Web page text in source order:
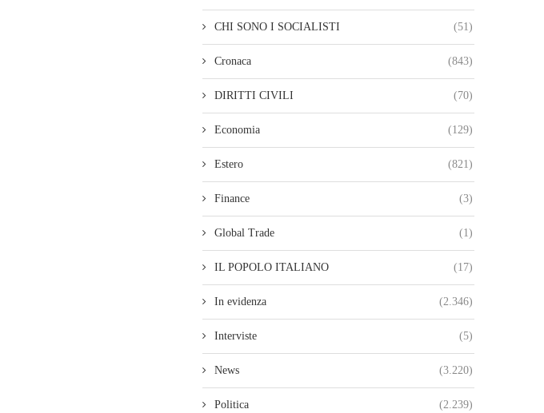
CHI SONO I SOCIALISTI (51)
Cronaca (843)
DIRITTI CIVILI (70)
Economia (129)
Estero (821)
Finance (3)
Global Trade (1)
IL POPOLO ITALIANO (17)
In evidenza (2.346)
Interviste (5)
News (3.220)
Politica (2.239)